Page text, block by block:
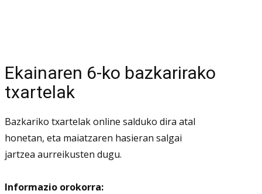
Ekainaren 6-ko bazkarirako
txartelak
Bazkariko txartelak online salduko dira atal
honetan, eta maiatzaren hasieran salgai
jartzea aurreikusten dugu.
Informazio orokorra: